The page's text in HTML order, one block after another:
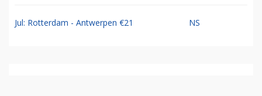
Jul: Rotterdam - Antwerpen €21 NS